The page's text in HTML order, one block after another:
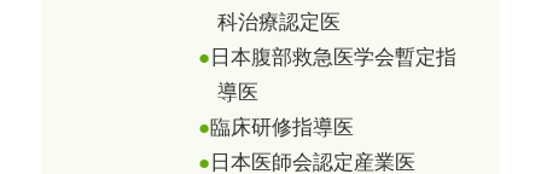
科治療認定医
日本腹部救急医学会暫定指
導医
臨床研修指導医
日本医師会認定産業医